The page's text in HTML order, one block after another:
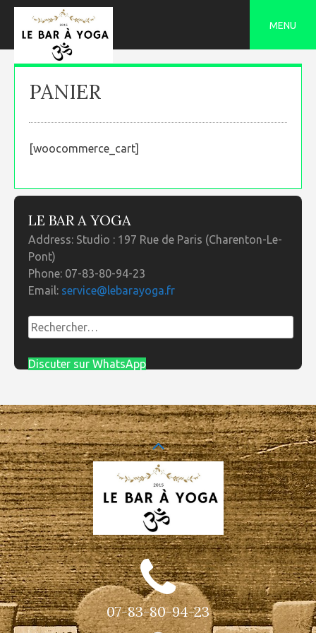
Skip
content
MENU
PANIER
[woocommerce_cart]
LE BAR A YOGA
Address: Studio : 197 Rue de Paris (Charenton-Le-
Pont)
Phone: 07-83-80-94-23
Email: service@lebarayoga.fr
Rechercher :
Discuter sur WhatsApp
07-83-80-94-23